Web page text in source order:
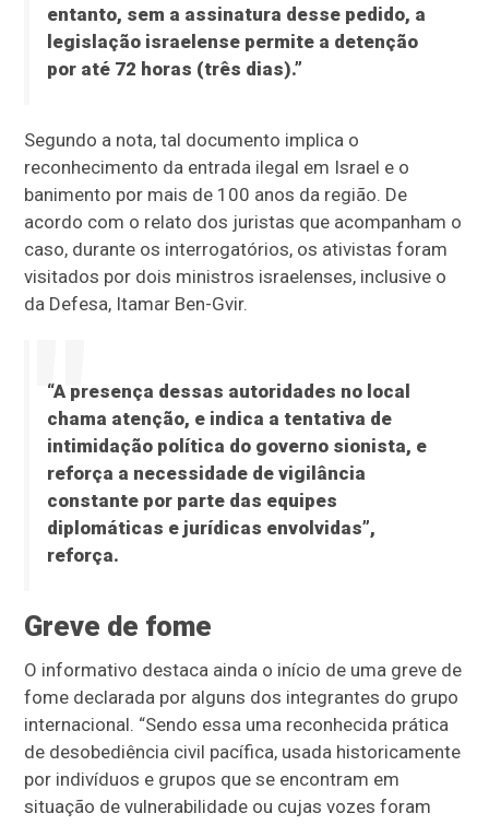
entanto, sem a assinatura desse pedido, a
legislação israelense permite a detenção
por até 72 horas (três dias).”
Segundo a nota, tal documento implica o
reconhecimento da entrada ilegal em Israel e o
banimento por mais de 100 anos da região. De
acordo com o relato dos juristas que acompanham o
caso, durante os interrogatórios, os ativistas foram
visitados por dois ministros israelenses, inclusive o
da Defesa, Itamar Ben-Gvir.
“A presença dessas autoridades no local
chama atenção, e indica a tentativa de
intimidação política do governo sionista, e
reforça a necessidade de vigilância
constante por parte das equipes
diplomáticas e jurídicas envolvidas”,
reforça.
Greve de fome
O informativo destaca ainda o início de uma greve de
fome declarada por alguns dos integrantes do grupo
internacional. “Sendo essa uma reconhecida prática
de desobediência civil pacífica, usada historicamente
por indivíduos e grupos que se encontram em
situação de vulnerabilidade ou cujas vozes foram